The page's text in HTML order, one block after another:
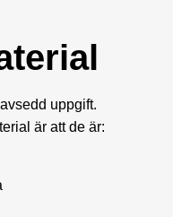
uppgift.
är att de är: